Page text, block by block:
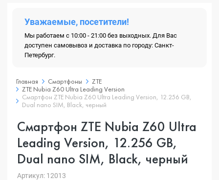
Уважаемые, посетители!
Мы работаем с 10:00 - 21:00 без выходных. Для Вас
доступен самовывоз и доставка по городу: Санкт-
Петербург.
Главная Смартфоны
ZTE
ZTE Nubia Z60 Ultra Leading Version
Смартфон ZTE Nubia Z60 Ultra Leading Version, 12.256 GB,
Dual nano SIM, Black, черный
Смартфон ZTE Nubia Z60 Ultra
Leading Version, 12.256 GB,
Dual nano SIM, Black, черный
Артикул: 12013